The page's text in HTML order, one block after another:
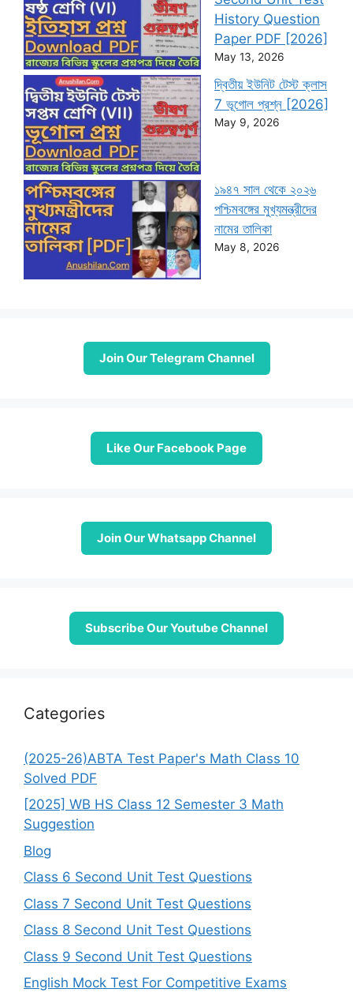
History Question
Paper PDF [2026]
May 13, 2026
দ্বিতীয় ইউনিট টেস্ট ক্লাস
7 ভূগোল প্রশ্ন [2026]
May 9, 2026
১৯৪৭ সাল থেকে ২০২৬
পশ্চিমবঙ্গের মুখ্যমন্ত্রীদের
নামের তালিকা
May 8, 2026
Join Our Telegram Channel
Like Our Facebook Page
Join Our Whatsapp Channel
Subscribe Our Youtube Channel
Categories
(2025-26)ABTA Test Paper's Math Class 10
Solved PDF
[2025] WB HS Class 12 Semester 3 Math
Suggestion
Blog
Class 6 Second Unit Test Questions
Class 7 Second Unit Test Questions
Class 8 Second Unit Test Questions
Class 9 Second Unit Test Questions
English Mock Test For Competitive Exams